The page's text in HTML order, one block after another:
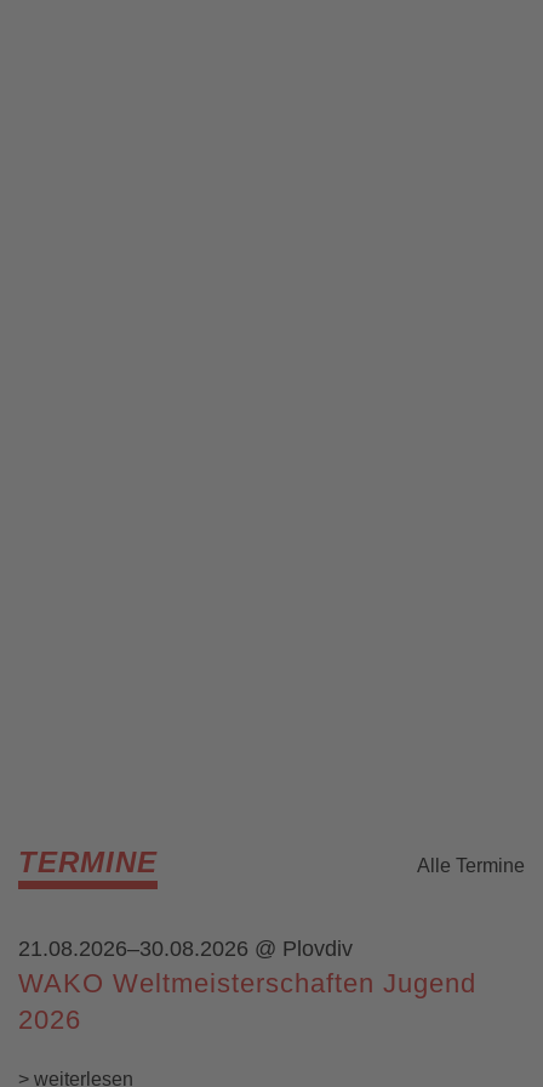
TERMINE Alle Termine
21.08.2026–30.08.2026 @ Plovdiv
WAKO Weltmeisterschaften Jugend
2026
> weiterlesen